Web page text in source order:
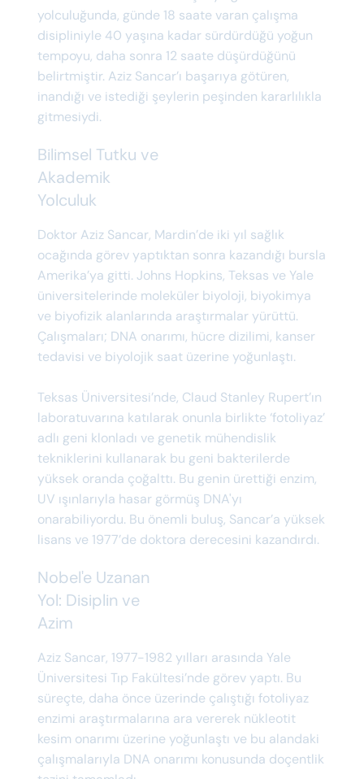
yolculuğunda, günde 18 saate varan çalışma
disipliniyle 40 yaşına kadar sürdürdüğü yoğun
tempoyu, daha sonra 12 saate düşürdüğünü
belirtmiştir. Aziz Sancar’ı başarıya götüren,
inandığı ve istediği şeylerin peşinden kararlılıkla
gitmesiydi.
Bilimsel Tutku ve
Akademik
Yolculuk
Doktor Aziz Sancar, Mardin’de iki yıl sağlık
ocağında görev yaptıktan sonra kazandığı bursla
Amerika’ya gitti. Johns Hopkins, Teksas ve Yale
üniversitelerinde moleküler biyoloji, biyokimya
ve biyofizik alanlarında araştırmalar yürüttü.
Çalışmaları; DNA onarımı, hücre dizilimi, kanser
tedavisi ve biyolojik saat üzerine yoğunlaştı.
Teksas Üniversitesi’nde, Claud Stanley Rupert’ın
laboratuvarına katılarak onunla birlikte ‘fotoliyaz’
adlı geni klonladı ve genetik mühendislik
tekniklerini kullanarak bu geni bakterilerde
yüksek oranda çoğalttı. Bu genin ürettiği enzim,
UV ışınlarıyla hasar görmüş DNA'yı
onarabiliyordu. Bu önemli buluş, Sancar’a yüksek
lisans ve 1977’de doktora derecesini kazandırdı.
Nobel'e Uzanan
Yol: Disiplin ve
Azim
Aziz Sancar, 1977-1982 yılları arasında Yale
Üniversitesi Tıp Fakültesi’nde görev yaptı. Bu
süreçte, daha önce üzerinde çalıştığı fotoliyaz
enzimi araştırmalarına ara vererek nükleotit
kesim onarımı üzerine yoğunlaştı ve bu alandaki
çalışmalarıyla DNA onarımı konusunda doçentlik